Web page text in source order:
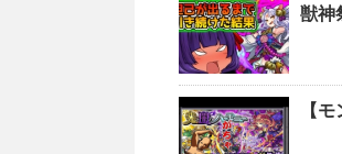
獣神
【